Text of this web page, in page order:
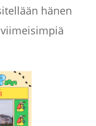
hänen